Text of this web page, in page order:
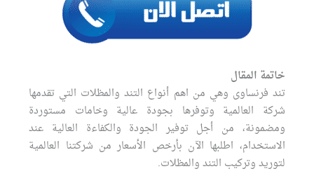
خاتمة المقال
تند فرنساوى وهي من اهم أنواع التند والمظلات التي تقدمها
شركة العالمية وتوفرها بجودة عالية وخامات مستوردة
ومضمونة، من أجل توفير الجودة والكفاءة العالية عند
الاستخدام، اطلبها الآن بأرخص الأسعار من شركتنا العالمية
لتوريد وتركيب التند والمظلات.